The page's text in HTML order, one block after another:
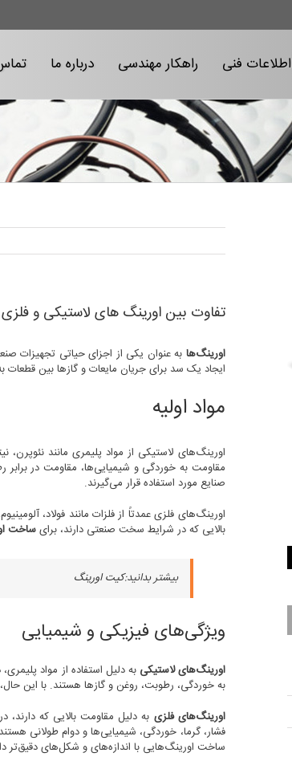
اطلاعات فنی راهکار مهندسی درباره ما
تفاوت بین اورینگ های لاستیکی و فلزی
اورینگ‌ها به عنوان یکی از اجزای حیاتی تجهیزات
ایجاد یک سد برای جریان مایعات و گازها بین قطعات
مواد اولیه
مقاومت به خوردگی و شیمیایی‌ها، مقاومت در برابر
صنایع مورد استفاده قرار می‌گیرند.
اورینگ‌های فلزی عمدتاً از فلزات مانند فولاد،
بالایی که در شرایط سخت صنعتی دارند، برایساخت
بیشتر بدانید:کیت اورینگ
ویژگی‌های فیزیکی و شیمیایی
اورینگ‌های لاستیکی به دلیل استفاده از مواد
به خوردگی، رطوبت، روغن و گازها هستند. با این
اورینگ‌های فلزی به دلیل مقاومت بالایی که دارند،
فشار، گرما، خوردگی، شیمیایی‌ها و دوام طولانی
ساخت اورینگ‌هایی با اندازه‌های و شکل‌های دقیق‌تر